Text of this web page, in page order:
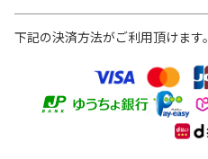
下記の決済方法がご利用頂けます。